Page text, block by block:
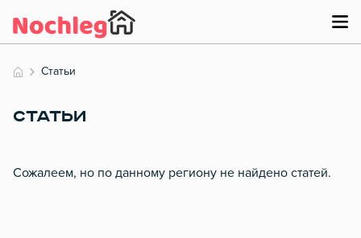
Статьи
СТАТЬИ
Сожалеем, но по данному региону не найдено статей.